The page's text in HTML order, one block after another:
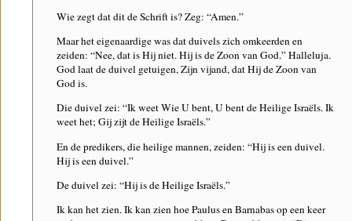
Wie zegt dat dit de Schrift is? Zeg: “Amen.”
Maar het eigenaardige was dat duivels zich omkeerden en
zeiden: “Nee, dat is Hij niet. Hij is de Zoon van God.” Halleluja.
God laat de duivel getuigen, Zijn vijand, dat Hij de Zoon van
God is.
Die duivel zei: “Ik weet Wie U bent, U bent de Heilige Israëls. Ik
weet het; Gij zijt de Heilige Israëls.”
En de predikers, die heilige mannen, zeiden: “Hij is een duivel.
Hij is een duivel.”
De duivel zei: “Hij is de Heilige Israëls.”
Ik kan het zien. Ik kan zien hoe Paulus en Barnabas op een keer